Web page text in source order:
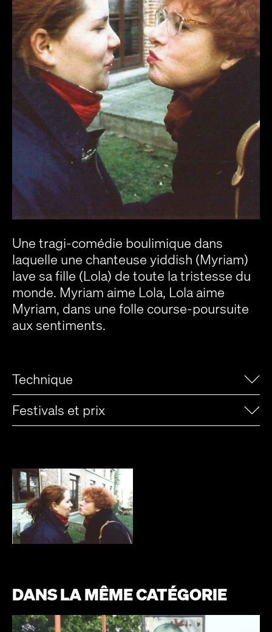
Une tragi-comédie boulimique dans
laquelle une chanteuse yiddish (Myriam)
lave sa fille (Lola) de toute la tristesse du
monde. Myriam aime Lola, Lola aime
Myriam, dans une folle course-poursuite
aux sentiments.
Technique
Festivals et prix
DANS LA MÊME CATÉGORIE